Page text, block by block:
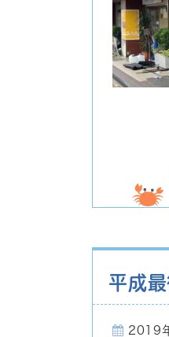
平成
2019